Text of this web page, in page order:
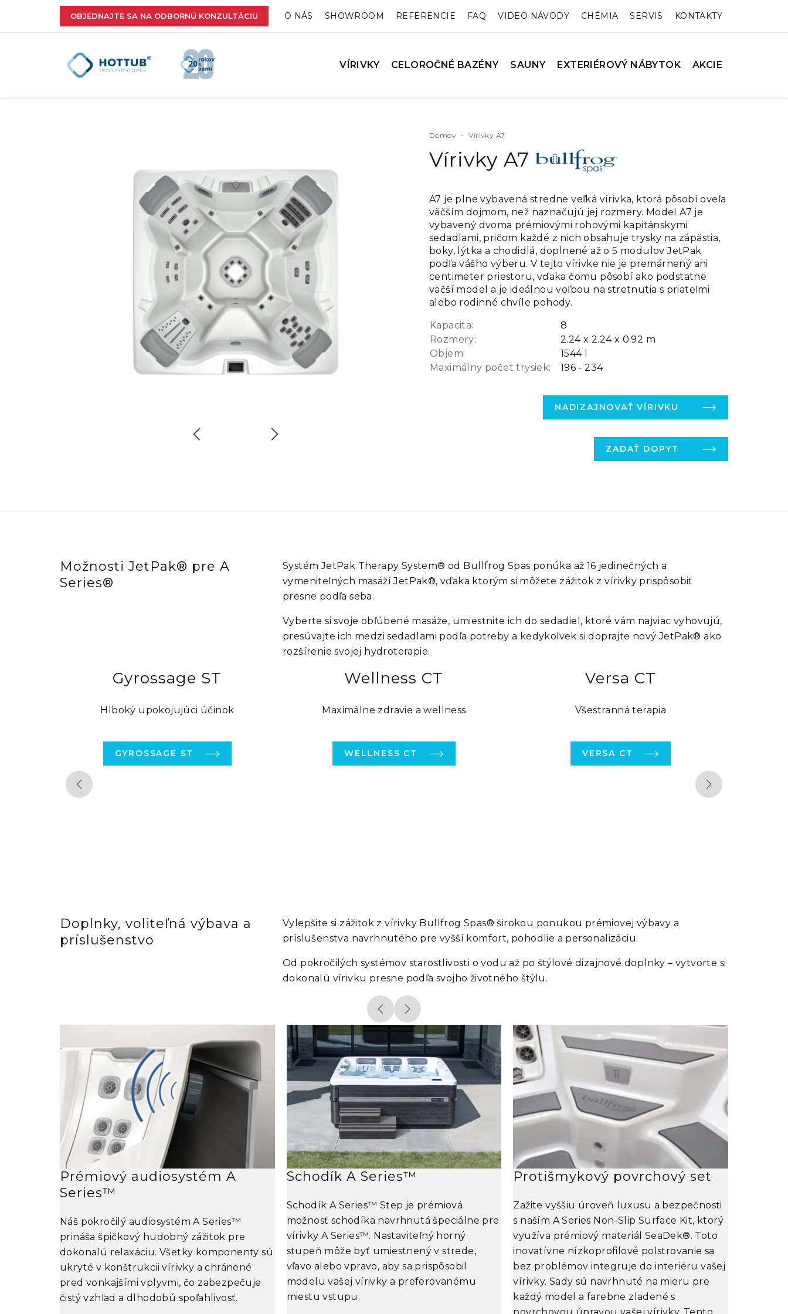
OBJEDNAJTE SA NA ODBORNÚ KONZULTÁCIU O NÁS SHOWROOM REFERENCIE FAQ VIDEO NÁVODY CHÉMIA SERVIS KONTAKTY
VÍRIVKY CELOROČNÉ BAZÉNY SAUNY EXTERIÉROVÝ NÁBYTOK AKCIE
Domov - Vírivky A7
Vírivky A7
A7 je plne vybavená stredne veľká vírivka, ktorá pôsobí oveľa
väčším dojmom, než naznačujú jej rozmery. Model A7 je
vybavený dvoma prémiovými rohovými kapitánskymi
sedadlami, pričom každé z nich obsahuje trysky na zápästia,
boky, lýtka a chodidlá, doplnené až o 5 modulov JetPak
podľa vášho výberu. V tejto vírivke nie je premárnený ani
centimeter priestoru, vďaka čomu pôsobí ako podstatne
väčší model a je ideálnou voľbou na stretnutia s priateľmi
alebo rodinné chvíle pohody.
Kapacita:
8
Rozmery:
2.24 x 2.24 x 0.92 m
Objem:
1544 l
Maximálny počet trysiek:
196 - 234
NADIZAJNOVAŤ VÍRIVKU
ZADAŤ DOPYT
Možnosti JetPak® pre A
Series®
SystémJetPak Therapy System® od Bullfrog Spas ponúka až 16 jedinečných a
vymeniteľných masáží JetPak®, vďaka ktorým si môžete zážitok z vírivky prispôsobiť
presne podľa seba.
Vyberte si svoje obľúbené masáže, umiestnite ich do sedadiel, ktoré vám najviac vyhovujú,
presúvajte ich medzi sedadlami podľa potreby a kedykoľvek si doprajte novýJetPak® ako
rozšírenie svojej hydroterapie.
Gyrossage ST
Hlboký upokojujúci účinok
GYROSSAGE ST
Wellness CT
Maximálne zdravie a wellness
WELLNESS CT
Versa CT
Všestranná terapia
VERSA CT
Doplnky, voliteľná výbava a
príslušenstvo
Vylepšite si zážitok z vírivky Bullfrog Spas® širokou ponukou prémiovej výbavy a
príslušenstva navrhnutého pre vyšší komfort, pohodlie a personalizáciu.
Od pokročilých systémov starostlivosti o vodu až po štýlové dizajnové doplnky – vytvorte si
dokonalú vírivku presne podľa svojho životného štýlu.
Prémiový audiosystém A
Series™
Náš pokročilý audiosystém A Series™
prináša špičkový hudobný zážitok pre
dokonalú relaxáciu. Všetky komponenty sú
ukryté v konštrukcii vírivky a chránené
pred vonkajšími vplyvmi, čo zabezpečuje
čistý vzhľad a dlhodobú spoľahlivosť.
Schodík A Series™
Schodík A Series™ Step je prémiová
možnosť schodíka navrhnutá špeciálne pre
vírivky A Series™. Nastaviteľný horný
stupeň môže byť umiestnený v strede,
vľavo alebo vpravo, aby sa prispôsobil
modelu vašej vírivky a preferovanému
miestu vstupu.
Protišmykový povrchový set
Zažite vyššiu úroveň luxusu a bezpečnosti
s naším A Series Non-Slip Surface Kit, ktorý
využíva prémiový materiál SeaDek®. Toto
inovatívne nízkoprofilové polstrovanie sa
bez problémov integruje do interiéru vašej
vírivky. Sady sú navrhnuté na mieru pre
každý model a farebne zladené s
povrchovou úpravou vašej vírivky. Tento